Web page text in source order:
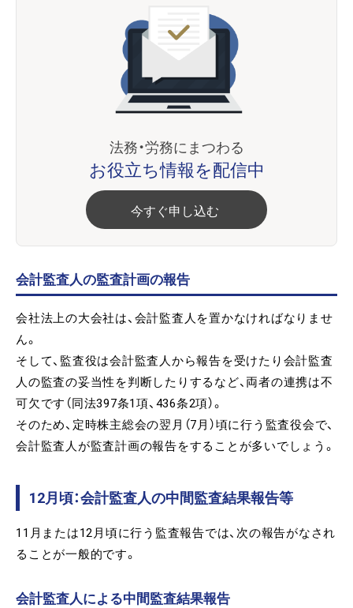
法務・労務にまつわる
お役立ち情報を配信中
今すぐ申し込む
会計監査人の監査計画の報告
会社法上の大会社は、会計監査人を置かなければなりませ
ん。
そして、監査役は会計監査人から報告を受けたり会計監査
人の監査の妥当性を判断したりするなど、両者の連携は不
可欠です（同法397条1項、436条2項）。
そのため、定時株主総会の翌月（7月）頃に行う監査役会で、
会計監査人が監査計画の報告をすることが多いでしょう。
12月頃：会計監査人の中間監査結果報告等
11月または12月頃に行う監査報告では、次の報告がなされ
ることが一般的です。
会計監査人による中間監査結果報告